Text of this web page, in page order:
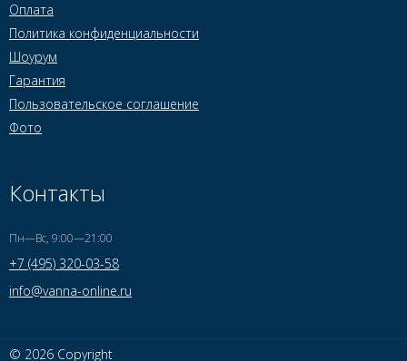
Оплата
Политика конфиденциальности
Шоурум
Гарантия
Пользовательское соглашение
Фото
Контакты
Пн—Вс, 9:00—21:00
+7 (495) 320-03-58
info@vanna-online.ru
© 2026 Copyright